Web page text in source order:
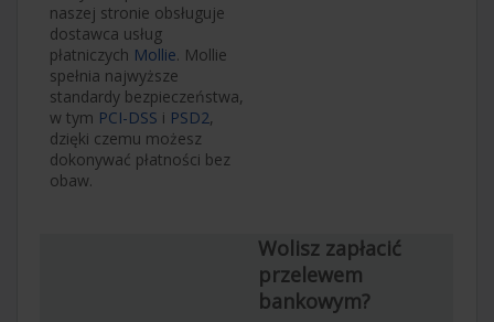
naszej stronie obsługuje
dostawca usług
płatniczych Mollie. Mollie
spełnia najwyższe
standardy bezpieczeństwa,
w tym PCI-DSS i PSD2,
dzięki czemu możesz
dokonywać płatności bez
obaw.
Wolisz zapłacić
przelewem
bankowym?